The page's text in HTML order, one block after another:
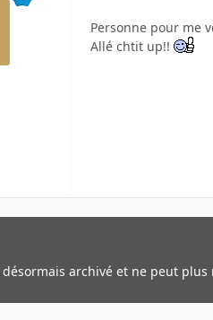
Personne pour me
Allé chtit up!!
désormais archivé et ne peut